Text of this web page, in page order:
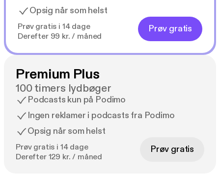
Opsig når som helst
Prøv gratis i 14 dage
Derefter 99 kr. / måned
Prøv gratis
Premium Plus
100 timers lydbøger
Podcasts kun på Podimo
Ingen reklamer i podcasts fra Podimo
Opsig når som helst
Prøv gratis i 14 dage
Derefter 129 kr. / måned
Prøv gratis